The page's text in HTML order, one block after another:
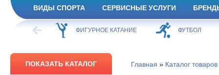
ВИДЫ СПОРТА СЕРВИСНЫЕ УСЛУГИ
ХОККЕЙ ФИГУРНОЕ КАТАНИЕ ФУТБОЛ
ПОКАЗАТЬ КАТАЛОГ Главная » Каталог товаров